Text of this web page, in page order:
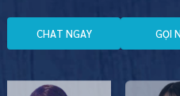
CHAT NGAY GỌI N